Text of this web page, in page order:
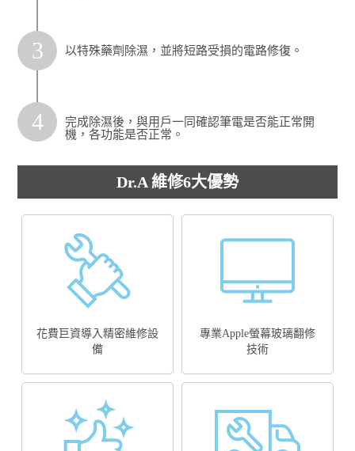
3 以特殊藥劑除濕，並將短路受損的電路修復。
4
完成除濕後，與用戶一同確認筆電是否能正常開
機，各功能是否正常。
Dr.A 維修6大優勢
花費巨資導入精密維修設
備
專業Apple螢幕玻璃翻修
技術